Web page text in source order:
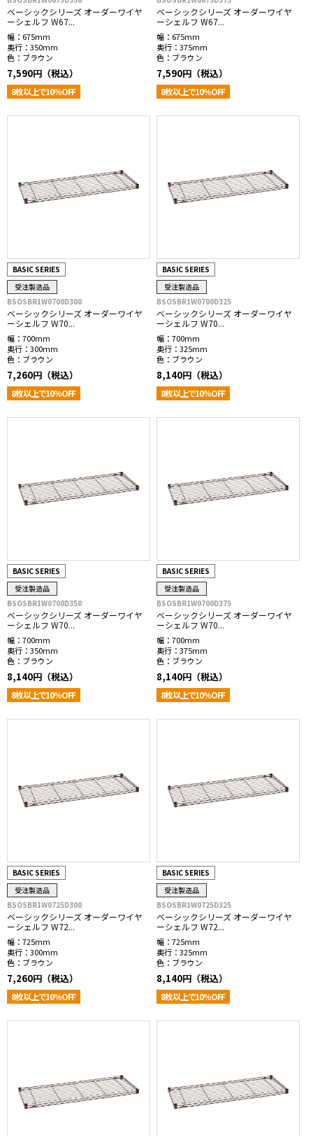
ベーシックシリーズ オーダーワイヤ
ーシェルフ W67...
幅： 675mm
奥行： 350mm
色： ブラウン
7,590円（税込）
8枚以上で10％OFF
ベーシックシリーズ オーダーワイヤ
ーシェルフ W67...
幅： 675mm
奥行： 375mm
色： ブラウン
7,590円（税込）
8枚以上で10％OFF
BASIC SERIES
受注製造品
BSOSBR1W0700D300
ベーシックシリーズ オーダーワイヤ
ーシェルフ W70...
幅： 700mm
奥行： 300mm
色： ブラウン
7,260円（税込）
8枚以上で10％OFF
BASIC SERIES
受注製造品
BSOSBR1W0700D325
ベーシックシリーズ オーダーワイヤ
ーシェルフ W70...
幅： 700mm
奥行： 325mm
色： ブラウン
8,140円（税込）
8枚以上で10％OFF
BASIC SERIES
受注製造品
BSOSBR1W0700D350
ベーシックシリーズ オーダーワイヤ
ーシェルフ W70...
幅： 700mm
奥行： 350mm
色： ブラウン
8,140円（税込）
8枚以上で10％OFF
BASIC SERIES
受注製造品
BSOSBR1W0700D375
ベーシックシリーズ オーダーワイヤ
ーシェルフ W70...
幅： 700mm
奥行： 375mm
色： ブラウン
8,140円（税込）
8枚以上で10％OFF
BASIC SERIES
受注製造品
BSOSBR1W0725D300
ベーシックシリーズ オーダーワイヤ
ーシェルフ W72...
幅： 725mm
奥行： 300mm
色： ブラウン
7,260円（税込）
8枚以上で10％OFF
BASIC SERIES
受注製造品
BSOSBR1W0725D325
ベーシックシリーズ オーダーワイヤ
ーシェルフ W72...
幅： 725mm
奥行： 325mm
色： ブラウン
8,140円（税込）
8枚以上で10％OFF